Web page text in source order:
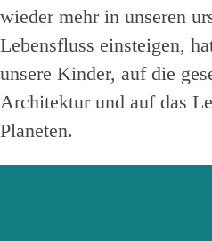
wieder mehr in unseren
Lebensfluss einsteigen,
unsere Kinder, auf die
Architektur und auf das
Planeten.